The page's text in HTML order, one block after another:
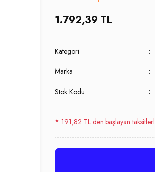
1.792,39 TL
Kategori
Marka
Stok Kodu
* 191,82 TL den başlayan